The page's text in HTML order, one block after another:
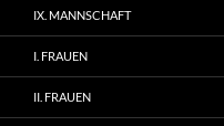
IX. MANNSCHAFT
I. FRAUEN
II. FRAUEN